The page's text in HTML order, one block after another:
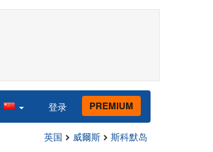
登录 PREMIUM
英国 威爾斯 斯科默岛